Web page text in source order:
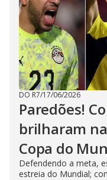
DO R7/17/06/2026
Paredões!
brilharam
Copa do
Defendendo a meta,
estreia do Mundial;